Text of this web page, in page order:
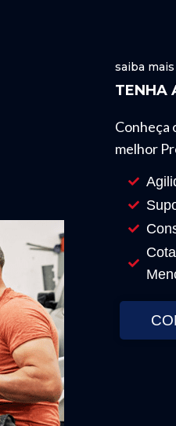
saiba
TENHA
Conheça
melhor